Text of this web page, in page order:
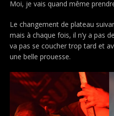
Moi, je vais quand même
Le changement de plateau
mais à chaque fois, il n’y a pas
va pas se coucher trop tard et
une belle prouesse.